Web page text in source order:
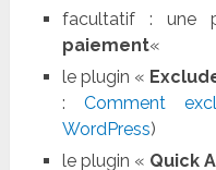
facultatif : une
paiement«
le plugin «
: Comment
WordPress)
le plugin « Quick